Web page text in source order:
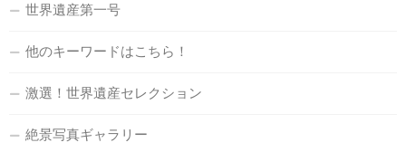
世界遺産第一号
他のキーワードはこちら！
激選！世界遺産セレクション
絶景写真ギャラリー